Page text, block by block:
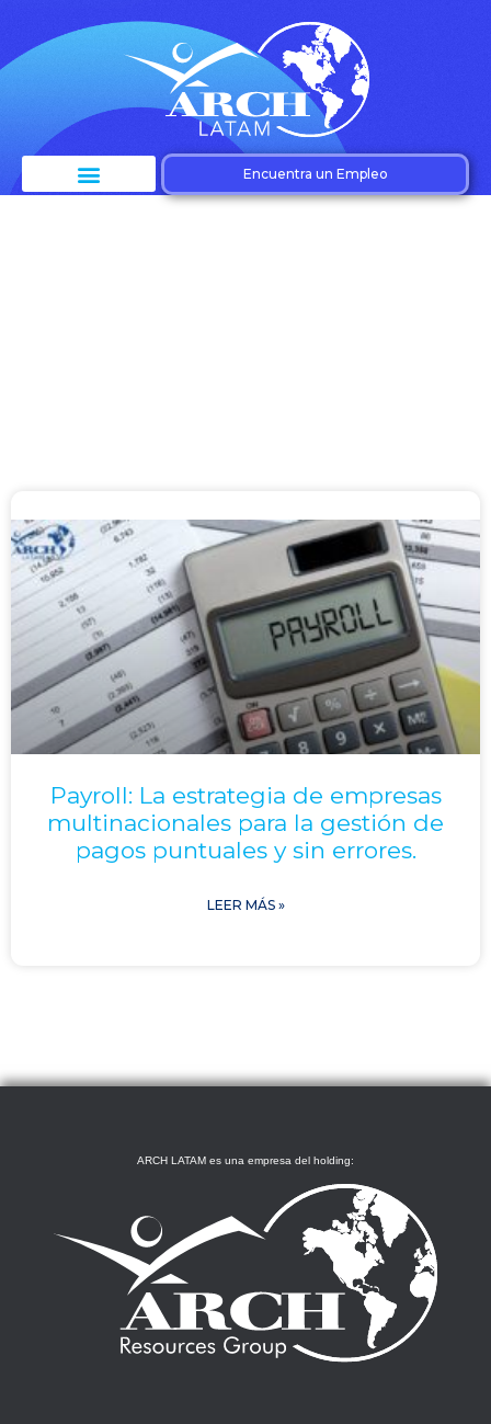
Encuentra un Empleo
Payroll: La estrategia de empresas
multinacionales para la gestión de
pagos puntuales y sin errores.
LEER MÁS »
ARCH LATAM es una empresa del holding: